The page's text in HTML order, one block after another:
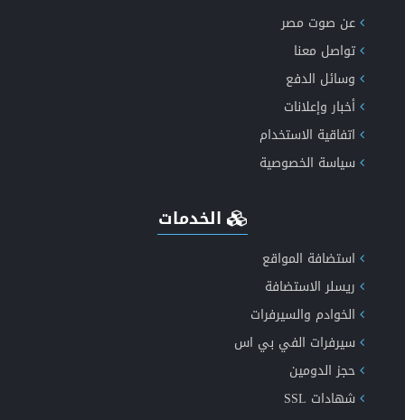
إكتشف الان مميزات طفرة الاخباري الجيل الخامس دعم
انشاء موقع اعلانات مبوبة متكامل ومتعدد اللغات
عروض الاستضافة الأكثر موثوقية
عن صوت مصر
تواصل معنا
وسائل الدفع
أخبار وإعلانات
اتفاقية الاستخدام
سياسة الخصوصية
الخدمات
استضافة المواقع
ريسلر الاستضافة
الخوادم والسيرفرات
سيرفرات الفي بي اس
حجز الدومين
شهادات SSL